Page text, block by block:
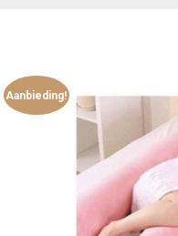
Aanbieding!